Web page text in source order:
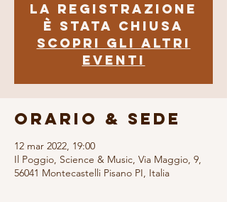
La registrazione
è stata chiusa
Scopri gli altri
eventi
Orario & Sede
12 mar 2022, 19:00
Il Poggio, Science & Music, Via Maggio, 9,
56041 Montecastelli Pisano PI, Italia